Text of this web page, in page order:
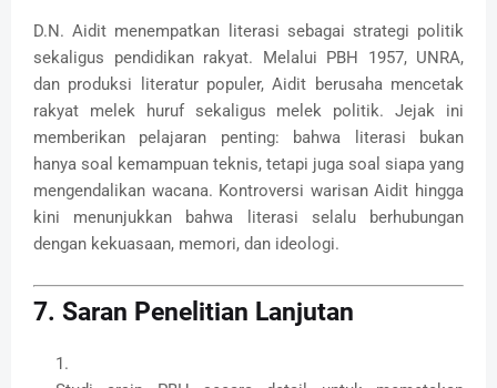
D.N. Aidit menempatkan literasi sebagai strategi politik
sekaligus pendidikan rakyat. Melalui PBH 1957, UNRA,
dan produksi literatur populer, Aidit berusaha mencetak
rakyat melek huruf sekaligus melek politik. Jejak ini
memberikan pelajaran penting: bahwa literasi bukan
hanya soal kemampuan teknis, tetapi juga soal siapa yang
mengendalikan wacana. Kontroversi warisan Aidit hingga
kini menunjukkan bahwa literasi selalu berhubungan
dengan kekuasaan, memori, dan ideologi.
7. Saran Penelitian Lanjutan